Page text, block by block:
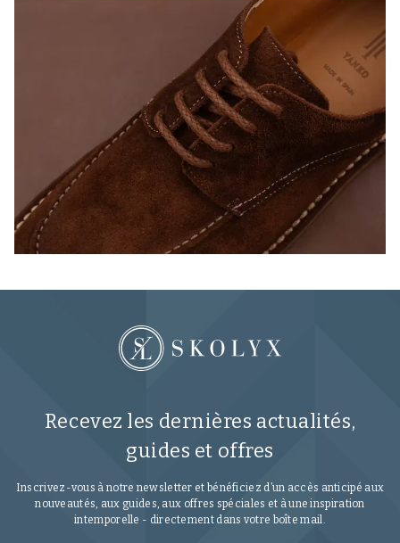
Recevez les dernières actualités,
guides et offres
Inscrivez-vous à notre newsletter et bénéficiez d’un accès anticipé aux
nouveautés, aux guides, aux offres spéciales et à une inspiration
intemporelle - directement dans votre boîte mail.